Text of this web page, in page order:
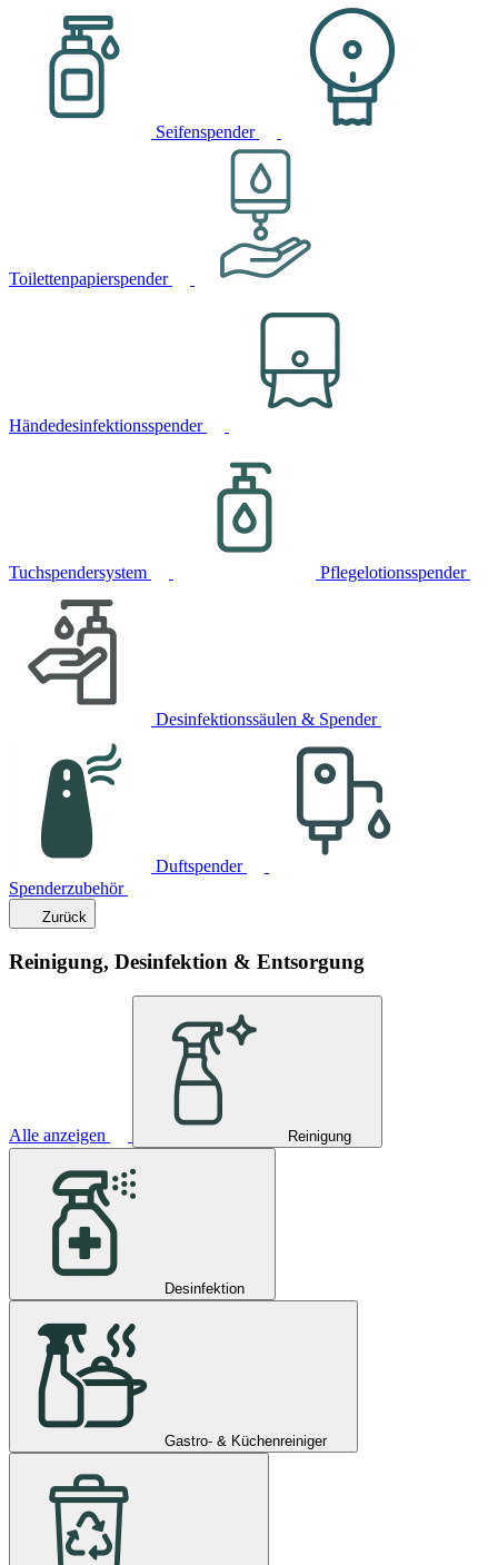
Seifenspender
Toilettenpapierspender
Händedesinfektionsspender
Tuchspendersystem Pflegelotionsspender
Desinfektionssäulen & Spender
Duftspender
Spenderzubehör
Zurück
Reinigung, Desinfektion & Entsorgung
Alle anzeigen Reinigung
Desinfektion
Gastro- & Küchenreiniger